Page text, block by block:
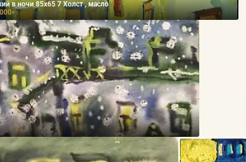
в ночи 85х65 7 Холст , масло
₽